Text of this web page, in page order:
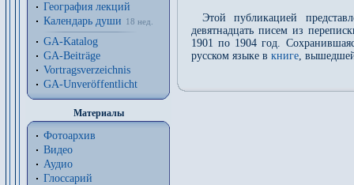
География лекций
Календарь души
18 нед.
GA-Katalog
GA-Beiträge
Vortragsverzeichnis
GA-Unveröffentlicht
Материалы
Фотоархив
Видео
Аудио
Глоссарий
Этой публикацией
девятнадцать писем из
1901 по 1904 год.
русском языке в книге, вышедшей